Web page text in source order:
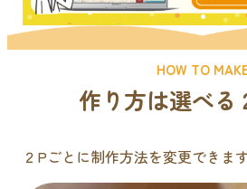
HOW TO
作り方は選べる
２Pごとに制作方法を変更できます